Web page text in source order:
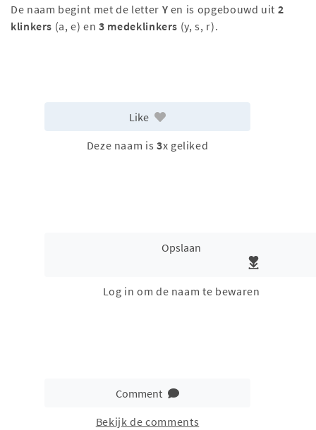
De naam begint met de letter Y en is opgebouwd uit 2
klinkers (a, e) en3 medeklinkers (y, s, r).
Like
Deze naam is 3x geliked
Opslaan
Log in om de naam te bewaren
Comment
Bekijk de comments